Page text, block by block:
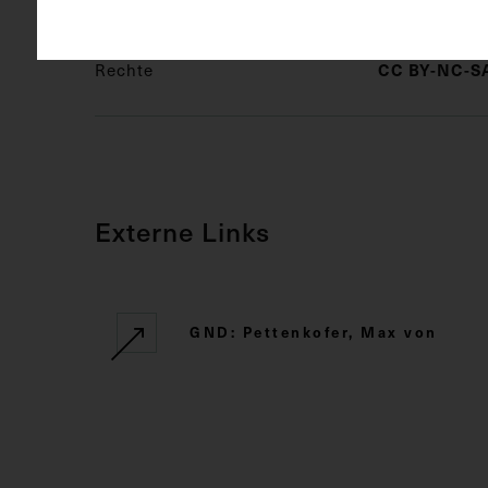
Rechte CC BY-NC-
Externe Links
GND: Pettenkofer, Max von